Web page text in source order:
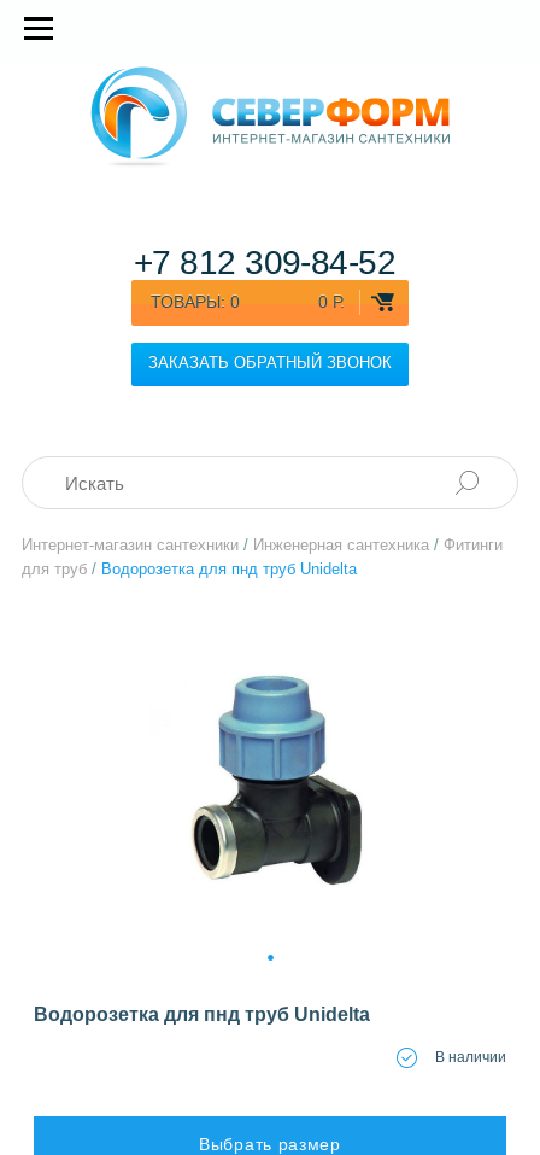
ТОВАРЫ: 0 0 Р.
ЗАКАЗАТЬ ОБРАТНЫЙ ЗВОНОК
+7 812 309-84-52
Интернет-магазин сантехники / Инженерная сантехника / Фитинги
для труб / Водорозетка для пнд труб Unidelta
1
Водорозетка для пнд труб Unidelta
В наличии
Выбрать размер